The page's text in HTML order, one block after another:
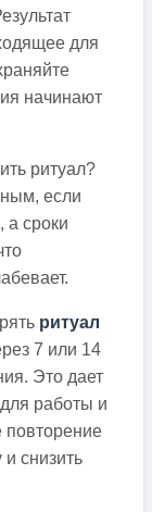
для
начинают
ритуал?
если
а сроки
ритуал
7 или 14
Это дает
работы и
и снизить